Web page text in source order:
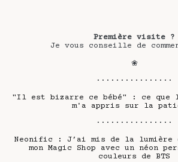
Première visite ?
Je vous conseille de
❀
················
"Il est bizarre ce bébé" : ce que
m'a appris sur la
················
Neonific : J’ai mis de la lumière
mon Magic Shop avec un néon
couleurs de BTS